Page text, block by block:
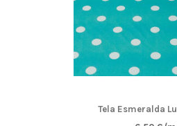
Tela Esmeralda